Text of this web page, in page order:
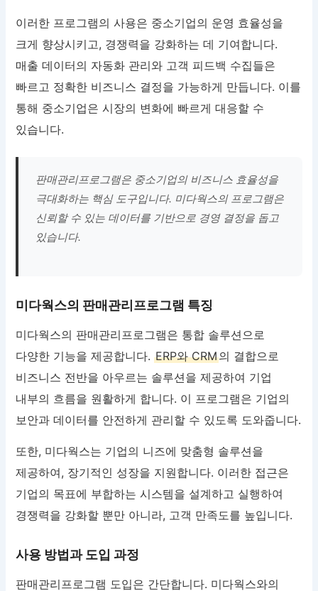
이러한 프로그램의 사용은 중소기업의 운영 효율성을
크게 향상시키고, 경쟁력을 강화하는 데 기여합니다.
매출 데이터의 자동화 관리와 고객 피드백 수집들은
빠르고 정확한 비즈니스 결정을 가능하게 만듭니다. 이를
통해 중소기업은 시장의 변화에 빠르게 대응할 수
있습니다.
판매관리프로그램은 중소기업의 비즈니스 효율성을
극대화하는 핵심 도구입니다. 미다웍스의 프로그램은
신뢰할 수 있는 데이터를 기반으로 경영 결정을 돕고
있습니다.
미다웍스의 판매관리프로그램 특징
미다웍스의 판매관리프로그램은 통합 솔루션으로
다양한 기능을 제공합니다.ERP와 CRM의 결합으로
비즈니스 전반을 아우르는 솔루션을 제공하여 기업
내부의 흐름을 원활하게 합니다. 이 프로그램은 기업의
보안과 데이터를 안전하게 관리할 수 있도록 도와줍니다.
또한, 미다웍스는 기업의 니즈에 맞춤형 솔루션을
제공하여, 장기적인 성장을 지원합니다. 이러한 접근은
기업의 목표에 부합하는 시스템을 설계하고 실행하여
경쟁력을 강화할 뿐만 아니라, 고객 만족도를 높입니다.
사용 방법과 도입 과정
판매관리프로그램 도입은 간단합니다. 미다웍스와의